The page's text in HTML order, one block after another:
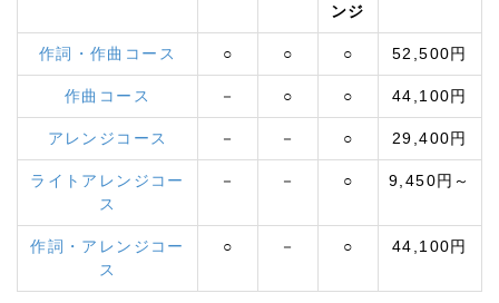
ンジ
作詞・作曲コース ○ ○ ○ 52,500円
作曲コース － ○ ○ 44,100円
アレンジコース － － ○ 29,400円
ライトアレンジコー
ス
－ － ○ 9,450円～
作詞・アレンジコー
ス
○ － ○ 44,100円